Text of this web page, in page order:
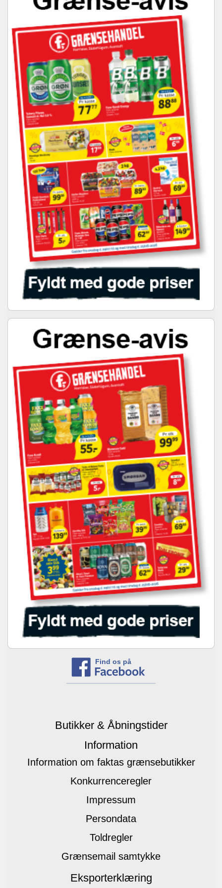
Find os på
Butikker & Åbningstider
Information
Information om faktas grænsebutikker
Konkurrenceregler
Impressum
Persondata
Toldregler
Grænsemail samtykke
Eksporterklæring